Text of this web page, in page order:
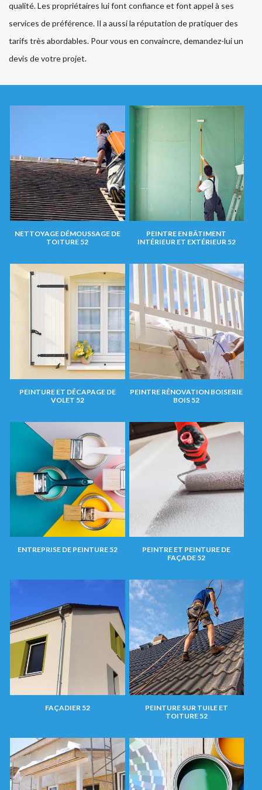
qualité. Les propriétaires lui font confiance et font appel à ses
services de préférence. Il a aussi la réputation de pratiquer des
tarifs très abordables. Pour vous en convaincre, demandez-lui un
devis de votre projet.
NETTOYAGE DÉMOUSSAGE DE
TOITURE 52
PEINTRE EN BÂTIMENT
INTÉRIEUR ET EXTÉRIEUR 52
PEINTURE ET DÉCAPAGE DE
VOLET 52
PEINTRE RÉNOVATION BOISERIE
BOIS 52
ENTREPRISE DE PEINTURE 52
PEINTRE ET PEINTURE DE
FAÇADE 52
FAÇADIER 52
PEINTURE SUR TUILE ET
TOITURE 52